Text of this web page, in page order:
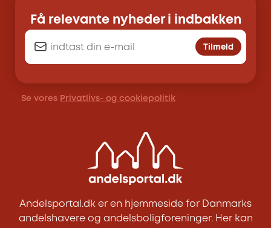
Få relevante nyheder i indbakken
Tilmeld
Se vores Privatlivs- og cookiepolitik
Andelsportal.dk er en hjemmeside for Danmarks
andelshavere og andelsboligforeninger. Her kan